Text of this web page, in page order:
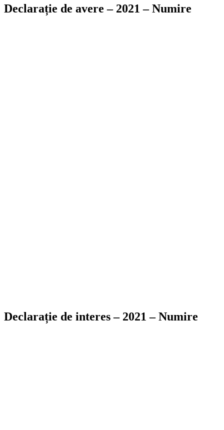
Declarație de avere – 2021 – Numire
Declarație de interes – 2021 – Numire